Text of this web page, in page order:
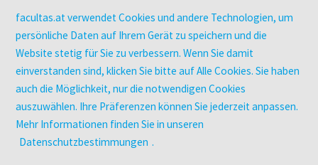
utb elibrary
E-Books
facultas Club
UNTERNEHMEN
Über facultas
facultas.at verwendet Cookies und andere Technologien, um
persönliche Daten auf Ihrem Gerät zu speichern und die
Website stetig für Sie zu verbessern. Wenn Sie damit
einverstanden sind, klicken Sie bitte auf Alle Cookies. Sie haben
auch die Möglichkeit, nur die notwendigen Cookies
auszuwählen. Ihre Präferenzen können Sie jederzeit anpassen.
Mehr Informationen finden Sie in unseren
Datenschutzbestimmungen .